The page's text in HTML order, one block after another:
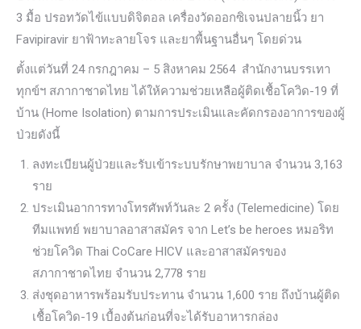
3 มื้อ ปรอทวัดไข้แบบดิจิตอล เครื่องวัดออกซิเจนปลายนิ้ว ยา
Favipiravir ยาฟ้าทะลายโจร และยาพื้นฐานอื่นๆ โดยด่วน
ตั้งแต่วันที่ 24 กรกฎาคม – 5 สิงหาคม 2564 สำนักงานบรรเทา
ทุกข์ฯ สภากาชาดไทย ได้ให้ความช่วยเหลือผู้ติดเชื้อโควิด-19 ที่
บ้าน (Home Isolation) ตามการประเมินและคัดกรองอาการของผู้
ป่วยดังนี้
ลงทะเบียนผู้ป่วยและรับเข้าระบบรักษาพยาบาล จำนวน 3,163
ราย
ประเมินอาการทางโทรศัพท์วันละ 2 ครั้ง (Telemedicine) โดย
ทีมแพทย์ พยาบาลอาสาสมัคร จาก Let’s be heroes หมอริท
ช่วยโควิด Thai CoCare HICV และอาสาสมัครของ
สภากาชาดไทย จำนวน 2,778 ราย
ส่งชุดอาหารพร้อมรับประทาน จำนวน 1,600 ราย ถึงบ้านผู้ติด
เชื้อโควิด-19 เบื้องต้นก่อนที่จะได้รับอาหารกล่อง